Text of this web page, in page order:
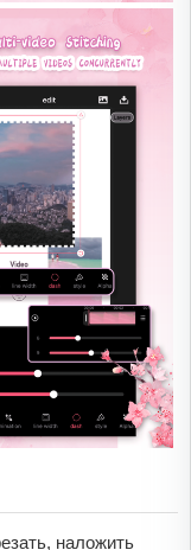
наложить